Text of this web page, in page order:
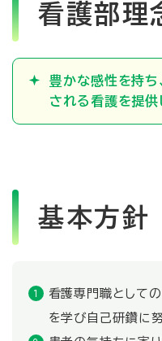
看護部理
豊かな感性を持ち
される看護を提供
基本方針
看護専門職として
を学び自己研鑽に努